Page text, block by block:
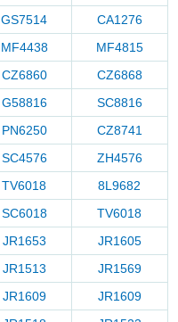
GS7514
CA1276
MF4438
MF4815
CZ6860
CZ6868
G58816
SC8816
PN6250
CZ8741
SC4576
ZH4576
TV6018
8L9682
SC6018
TV6018
JR1653
JR1605
JR1513
JR1569
JR1609
JR1609